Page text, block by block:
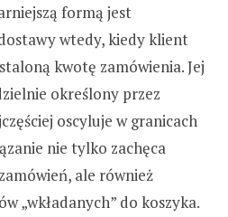
formą jest
wtedy, kiedy klient
kwotę zamówienia. Jej
określony przez
oscyluje w granicach
nie tylko zachęca
ale również
„wkładanych” do koszyka.